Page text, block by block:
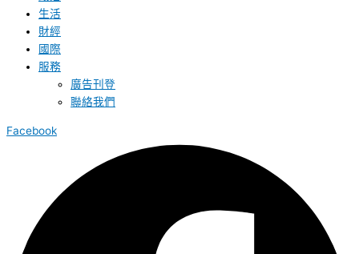
生活
財經
國際
服務
廣告刊登
聯絡我們
Facebook